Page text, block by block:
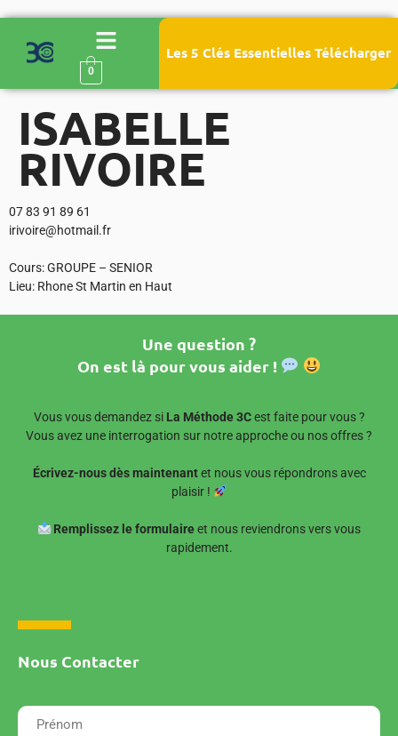
0
Les 5 Clés Essentielles Télécharger
ISABELLE
RIVOIRE
07 83 91 89 61
irivoire@hotmail.fr
Cours: GROUPE – SENIOR
Lieu: Rhone St Martin en Haut
Une question ?
On est là pour vous aider !
Vous vous demandez si La Méthode 3Cest faite pour vous ?
Vous avez une interrogation sur notre approche ou nos offres ?
Écrivez-nous dès maintenantet nous vous répondrons avec
plaisir !
Remplissez le formulaireet nous reviendrons vers vous
rapidement.
Nous Contacter